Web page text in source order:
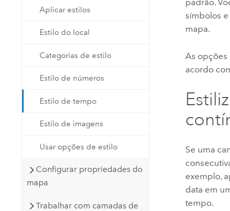
Aplicar estilos
Estilo do local
Categorias de estilo
Estilo de números
Estilo de tempo
Estilo de imagens
Usar opções de estilo
Configurar propriedades do
mapa
Trabalhar com camadas de
padrão.
símbolos
mapa.
As opções
acordo
Se uma
exemplo,
data em
tempo.